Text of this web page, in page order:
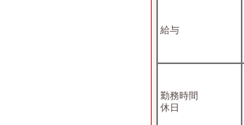
給与
勤務時間
休日